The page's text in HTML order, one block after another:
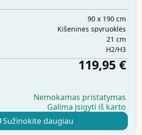
90 x 190 cm
Kišeninės spyruoklės
21 cm
H2/H3
119,95 €
Nemokamas pristatymas
Galima įsigyti iš karto
Sužinokite daugiau